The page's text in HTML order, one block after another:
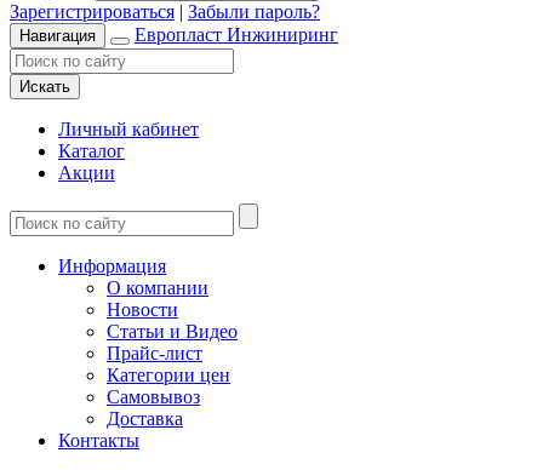
Зарегистрироваться | Забыли пароль?
Навигация Европласт Инжиниринг
Искать
Личный кабинет
Каталог
Акции
Информация
О компании
Новости
Статьи и Видео
Прайс-лист
Категории цен
Самовывоз
Доставка
Контакты